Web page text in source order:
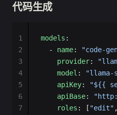
代码生成
models :
  -
name:
"code-
    provider
:
    model
:
"llama-
    apiKey
:
"${{
    apiBase
:
    roles
: [ "edit"
1
2
3
4
5
6
7